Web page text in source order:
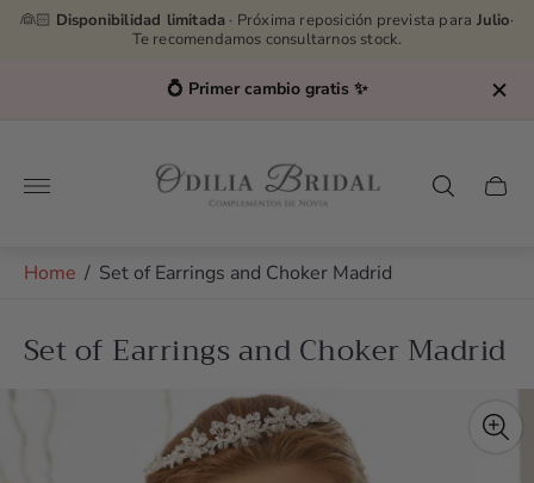
👰🏻 Disponibilidad limitada · Próxima reposición prevista para Julio·
Te recomendamos consultarnos stock.
💍 Primer cambio gratis ✨
Store
logo"
Cart
Home / Set of Earrings and Choker Madrid
Set of Earrings and Choker Madrid